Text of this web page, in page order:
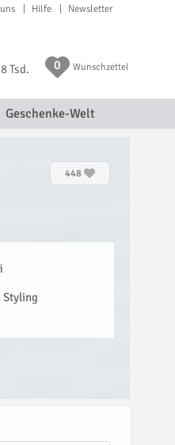
Hilfe Newsletter
Tsd. 0 Wunschzettel
Geschenke-Welt
448